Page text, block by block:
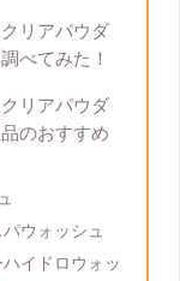
リアパウダ
べてみた！
リアパウダ
のおすすめ
ウォッシュ
イドロウォッ